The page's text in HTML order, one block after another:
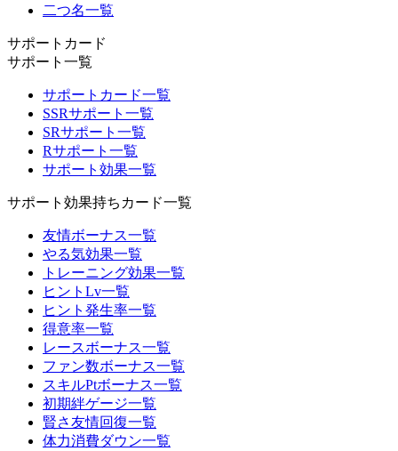
二つ名一覧
サポートカード
サポート一覧
サポートカード一覧
SSRサポート一覧
SRサポート一覧
Rサポート一覧
サポート効果一覧
サポート効果持ちカード一覧
友情ボーナス一覧
やる気効果一覧
トレーニング効果一覧
ヒントLv一覧
ヒント発生率一覧
得意率一覧
レースボーナス一覧
ファン数ボーナス一覧
スキルPtボーナス一覧
初期絆ゲージ一覧
賢さ友情回復一覧
体力消費ダウン一覧